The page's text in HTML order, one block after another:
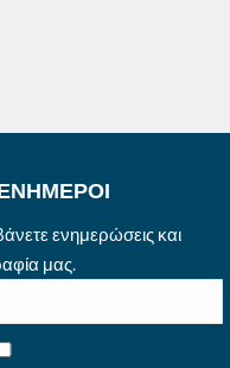
ενημερώσεις και
μας.